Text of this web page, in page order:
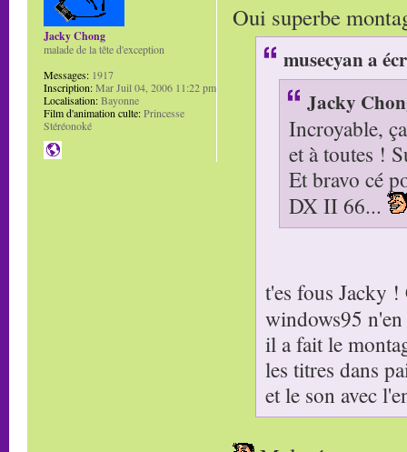
Oui superbe
musecyan a
Jacky
Incroyable,
et à toutes !
Et bravo cé
DX II 66...
t'es fous Jacky !
windows95
il a fait le
les titres dans
et le son avec
Jacky Chong
malade de la tête d'exception
Messages: 1917
Inscription:Mar Juil 04, 2006 11:22 pm
Localisation:Bayonne
Film d'animation culte:Princesse
Stéréonoké